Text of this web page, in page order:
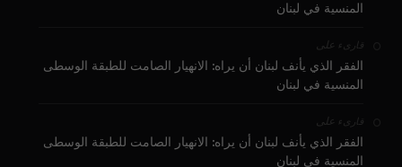
المنسية في لبنان
قارىء على
الفقر الذي يأنف لبنان أن يراه: الانهيار الصامت للطبقة الوسطى
المنسية في لبنان
قارىء على
الفقر الذي يأنف لبنان أن يراه: الانهيار الصامت للطبقة الوسطى
المنسية في لبنان